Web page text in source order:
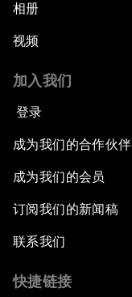
相册
视频
加入我们
登录
成为我们的合作伙伴
成为我们的会员
订阅我们的新闻稿
联系我们
快捷链接